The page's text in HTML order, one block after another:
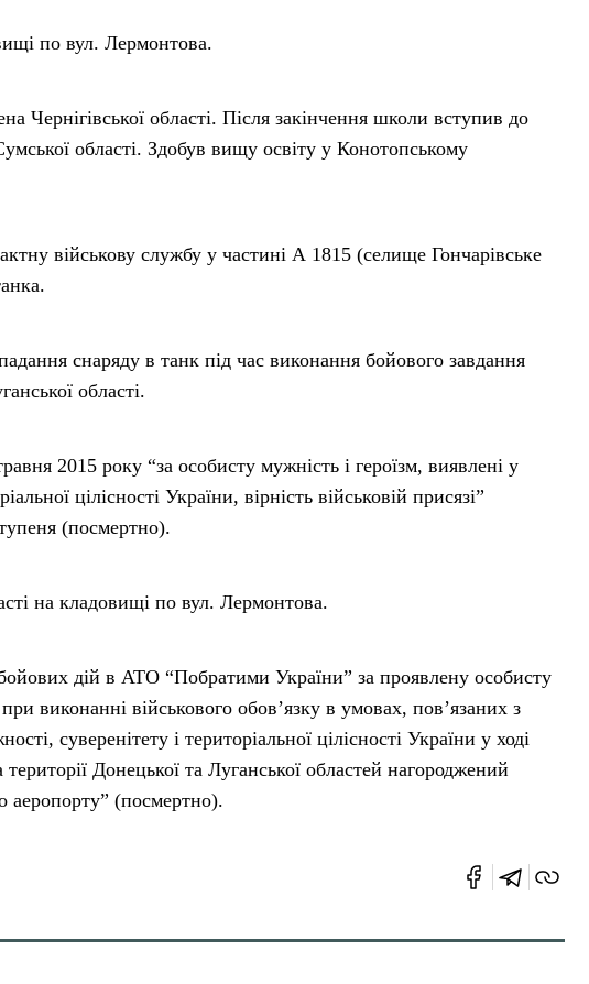
по вул. Лермонтова.
Чернігівської області. Після закінчення школи вступив до
області. Здобув вищу освіту у Конотопському
військову службу у частині А 1815 (селище Гончарівське
снаряду в танк під час виконання бойового завдання
області.
2015 року “за особисту мужність і героїзм, виявлені у
цілісності України, вірність військовій присязі”
(посмертно).
на кладовищі по вул. Лермонтова.
дій в АТО “Побратими України” за проявлену особисту
виконанні військового обов’язку в умовах, пов’язаних з
суверенітету і територіальної цілісності України у ході
Донецької та Луганської областей нагороджений
аеропорту” (посмертно).